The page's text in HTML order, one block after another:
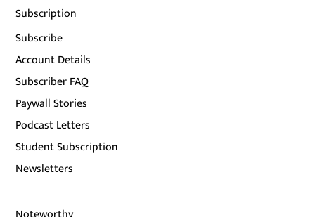
Subscription
Subscribe
Account Details
Subscriber FAQ
Paywall Stories
Podcast Letters
Student Subscription
Newsletters